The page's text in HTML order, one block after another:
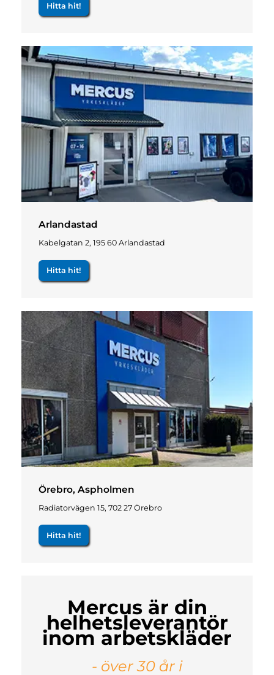
Hitta hit!
Arlandastad
Kabelgatan 2, 195 60 Arlandastad
Hitta hit!
Örebro, Aspholmen
Radiatorvägen 15, 702 27 Örebro
Hitta hit!
Mercus är din
helhetsleverantör
inom arbetskläder
- över 30 år i